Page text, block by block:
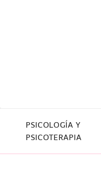
PSICOLOGÍA Y
PSICOTERAPIA